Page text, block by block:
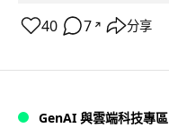
40 7 ↗ 分享
GenAI 與雲端科技專區